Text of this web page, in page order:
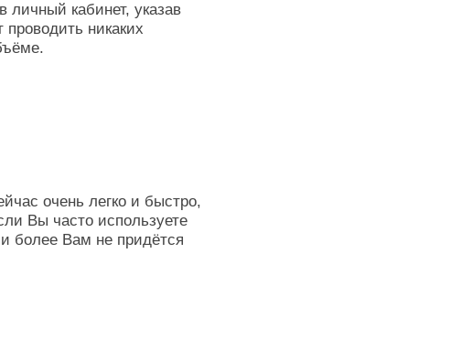
личный кабинет, указав
никаких
очень легко и быстро,
Вы часто используете
более Вам не придётся